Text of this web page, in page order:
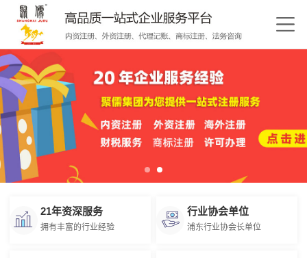
21年资深服务
拥有丰富的行业经验
行业协会单位
浦东行业协会长单位